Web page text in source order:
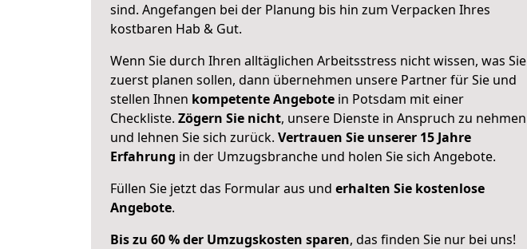
sind. Angefangen bei der Planung bis hin zum Verpacken Ihres
kostbaren Hab & Gut.
Wenn Sie durch Ihren alltäglichen Arbeitsstress nicht wissen, was Sie
zuerst planen sollen, dann übernehmen unsere Partner für Sie und
stellen Ihnen kompetente Angebote in Potsdam mit einer
Checkliste. Zögern Sie nicht, unsere Dienste in Anspruch zu nehmen
und lehnen Sie sich zurück. Vertrauen Sie unserer 15 Jahre
Erfahrung in der Umzugsbranche und holen Sie sich Angebote.
Füllen Sie jetzt das Formular aus und erhalten Sie kostenlose
Angebote.
Bis zu 60 % der Umzugskosten sparen, das finden Sie nur bei uns!